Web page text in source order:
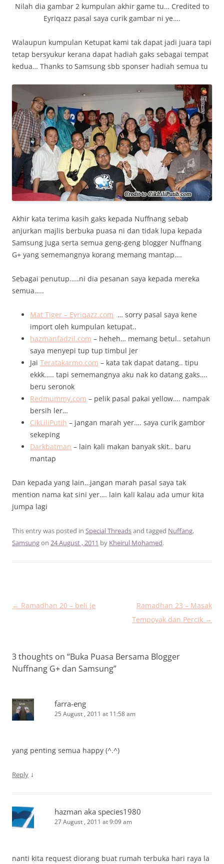
Nilah dia gambar 2 kumpulan akhir game tu… Credited to
Eyriqazz pasal saya curik gambar ni ye….
Walaupun kumpulan Ketupat kami tak dapat jadi juara tapi
tetap bersyukur kerana dapat hadiah gaks sebagai tempat
kedua… Thanks to Samsung sbb sponser hadiah semua tu
Akhir kata terima kasih gaks kepada Nuffnang sebab
anjurkan majlis berbuka puasa ni dan tidak lupa kepada
Samsung juga serta semua geng-geng blogger Nuffnang
G+ yang sememangnya korang memang mantap….
Sebagai penutup…..ni dia pesanan saya kepada mereka
semua…..
Mat Tiger – Eyriqazz.com … sorry pasal saya kene
import oleh kumpulan ketupat..
hazmanfadzil.com – heheh… memang betul.. setahun
saya menyepi tup tup timbul jer
Jai Teratakarmo.com – kata tak dapat datang.. tipu
ekkk….. tapi sememangnya aku nak ko datang gaks….
beru seronok
Redmummy.com – pelik pasal pakai yellow…. nampak
bersih ler…
CikLiliPutih – jangan marah yer…. saya curik gambor
sekeping
Darkbatman – lain kali makan banyak skit.. baru
mantap
Dan kepada yang lain…jangan marah pasal saya tak
mention nama kat sini yer…. lain kali kalau ada umur kita
jumpa lagi
This entry was posted in Special Threadsand tagged Nuffang,
Samsungon 24 August , 2011 by Kheirul Mohamed.
Post
← Ramadhan 20 – beli je
Ramadhan 23 – Masak
Tempoyak dan Percik →
3 thoughts on “Buka Puasa Bersama Blogger
Nuffnang G+ dan Samsung”
farra-eng
25 August , 2011 at 11:58 am
yang penting semua happy (^.^)
Reply ↓
hazman aka species1980
27 August , 2011 at 9:09 am
nanti kita request diorang buat rumah terbuka hari raya la